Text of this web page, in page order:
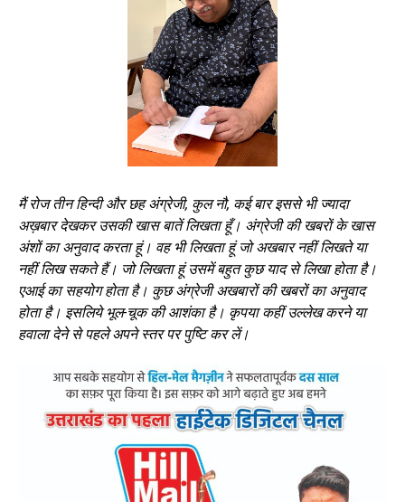
मैं रोज तीन हिन्दी और छह अंग्रेजी, कुल नौ, कई बार इससे भी ज्यादा
अख़बार देखकर उसकी खास बातें लिखता हूँ। अंग्रेजी की खबरों के खास
अंशों का अनुवाद करता हूं। वह भी लिखता हूं जो अखबार नहीं लिखते या
नहीं लिख सकते हैं। जो लिखता हूं उसमें बहुत कुछ याद से लिखा होता है।
एआई का सहयोग होता है। कुछ अंग्रेजी अखबारों की खबरों का अनुवाद
होता है। इसलिये भूल-चूक की आशंका है। कृपया कहीं उल्लेख करने या
हवाला देने से पहले अपने स्तर पर पुष्टि कर लें।